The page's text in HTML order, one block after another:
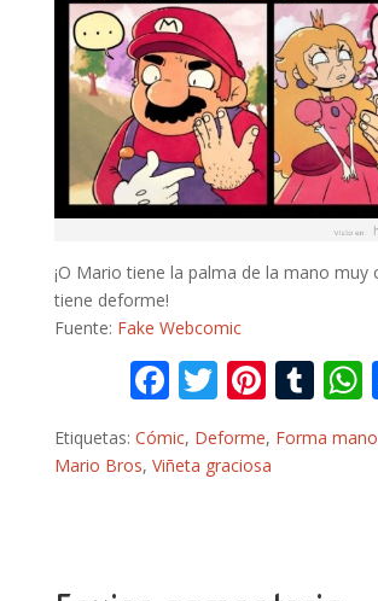
¡O Mario tiene la palma de la mano muy
tiene deforme!
Fuente: Fake Webcomic
F
e
T
w
itt
Pi
er
T
m
Etiquetas: Cómic, Deforme, Forma mano
Mario Bros, Viñeta graciosa